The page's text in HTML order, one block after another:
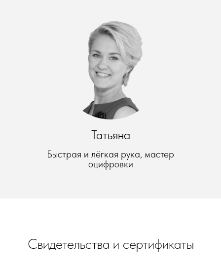
Татьяна
Быстрая и лёгкая рука, мастер
оцифровки
Свидетельства и сертификаты